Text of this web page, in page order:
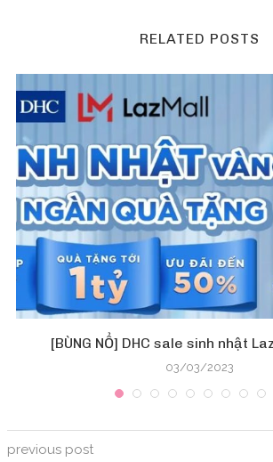
RELATED POSTS
[BÙNG NỔ] DHC sale sinh nhật
03/03/2023
previous post